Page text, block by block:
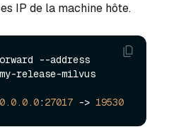
IP de la machine hôte.
0.0.0.0: 27017 -> 19530